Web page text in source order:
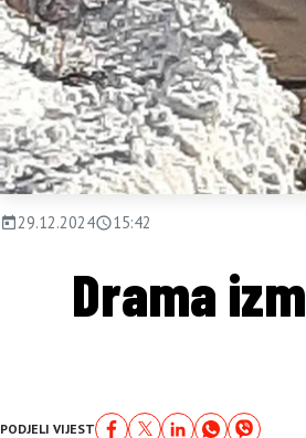
29.12.2024 15:42
Drama
PODJELI VIJEST